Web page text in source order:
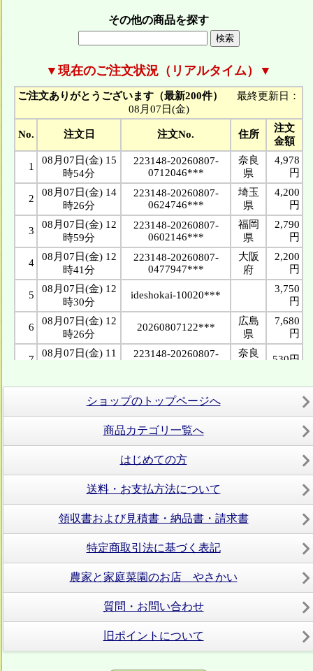
その他の商品を探す
▼現在のご注文状況（リアルタイム）▼
ショップのトップページへ
商品カテゴリ一覧へ
はじめての方
送料・お支払方法について
領収書および見積書・納品書・請求書
特定商取引法に基づく表記
農家と家庭菜園のお店 やさかい
質問・お問い合わせ
旧ポイントについて